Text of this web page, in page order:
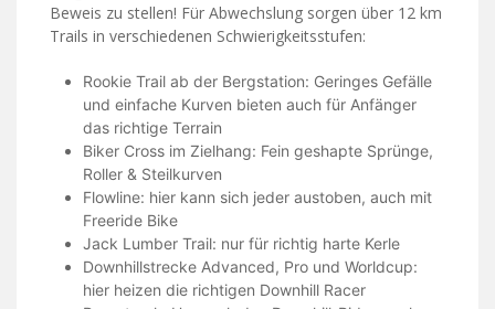
Beweis zu stellen! Für Abwechslung sorgen über 12 km
Trails in verschiedenen Schwierigkeitsstufen:
Rookie Trail ab der Bergstation: Geringes Gefälle
und einfache Kurven bieten auch für Anfänger
das richtige Terrain
Biker Cross im Zielhang: Fein geshapte Sprünge,
Roller & Steilkurven
Flowline: hier kann sich jeder austoben, auch mit
Freeride Bike
Jack Lumber Trail: nur für richtig harte Kerle
Downhillstrecke Advanced, Pro und Worldcup:
hier heizen die richtigen Downhill Racer